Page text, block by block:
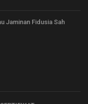
Jaminan Fidusia Sah